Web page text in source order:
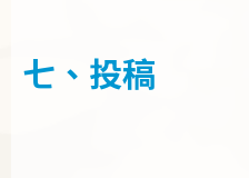
七、投稿